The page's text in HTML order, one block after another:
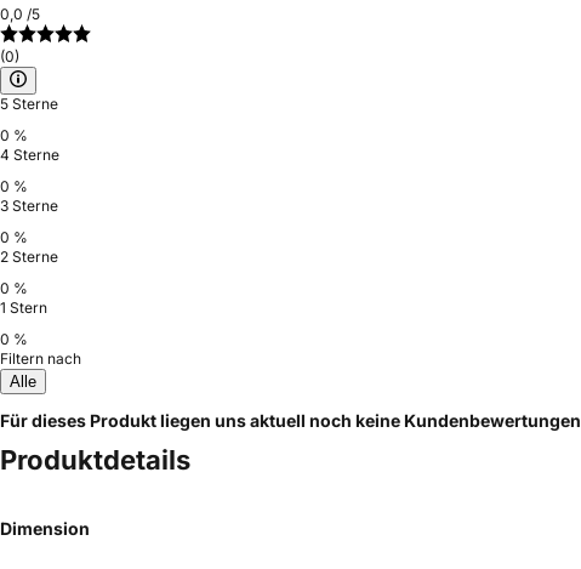
0,0 /5
(0)
5 Sterne
0 %
4 Sterne
0 %
3 Sterne
0 %
2 Sterne
0 %
1 Stern
0 %
Filtern nach
Alle
Für dieses Produkt liegen uns aktuell noch keine Kundenbewertungen
Produktdetails
Dimension